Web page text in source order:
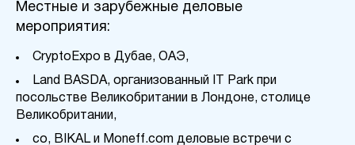
Местные и зарубежные деловые
мероприятия:
CryptoExpo в Дубае, ОАЭ,
Land BASDA, организованный IT Park при
посольстве Великобритании в Лондоне, столице
Великобритании,
co, BIKAL и Moneff.com деловые встречи с